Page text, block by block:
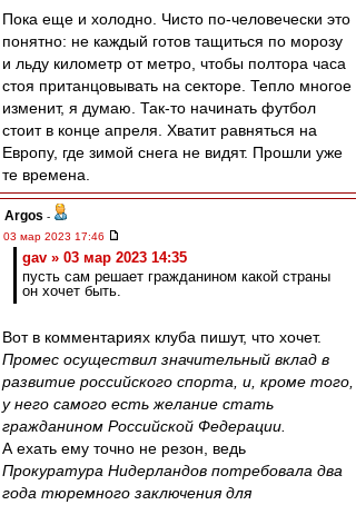
Пока еще и холодно. Чисто по-человечески это
понятно: не каждый готов тащиться по морозу
и льду километр от метро, чтобы полтора часа
стоя пританцовывать на секторе. Тепло многое
изменит, я думаю. Так-то начинать футбол
стоит в конце апреля. Хватит равняться на
Европу, где зимой снега не видят. Прошли уже
те времена.
Argos -
03 мар 2023 17:46
gav » 03 мар 2023 14:35
пусть сам решает гражданином какой страны
он хочет быть.
Вот в комментариях клуба пишут, что хочет.
Промес осуществил значительный вклад в
развитие российского спорта, и, кроме того,
у него самого есть желание стать
гражданином Российской Федерации.
А ехать ему точно не резон, ведь
Прокуратура Нидерландов потребовала два
года тюремного заключения для